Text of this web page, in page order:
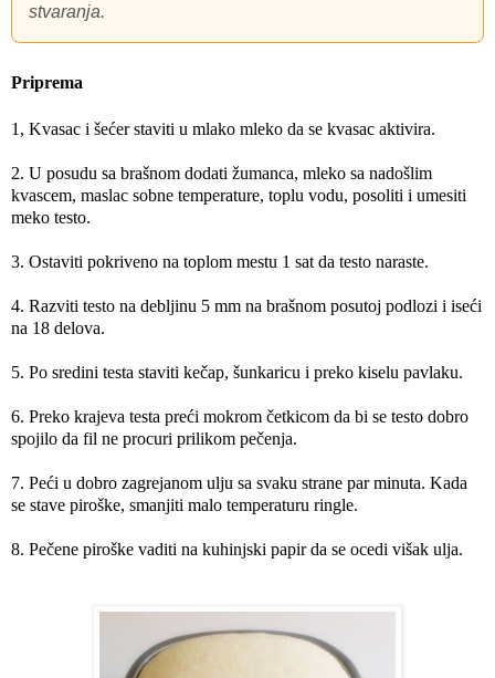
stvaranja.
Priprema
1, Kvasac i šećer staviti u mlako mleko da se kvasac aktivira.
2. U posudu sa brašnom dodati žumanca, mleko sa nadošlim
kvascem, maslac sobne temperature, toplu vodu, posoliti i umesiti
meko testo.
3. Ostaviti pokriveno na toplom mestu 1 sat da testo naraste.
4. Razviti testo na debljinu 5 mm na brašnom posutoj podlozi i iseći
na 18 delova.
5. Po sredini testa staviti kečap, šunkaricu i preko kiselu pavlaku.
6. Preko krajeva testa preći mokrom četkicom da bi se testo dobro
spojilo da fil ne procuri prilikom pečenja.
7. Peći u dobro zagrejanom ulju sa svaku strane par minuta. Kada
se stave piroške, smanjiti malo temperaturu ringle.
8. Pečene piroške vaditi na kuhinjski papir da se ocedi višak ulja.